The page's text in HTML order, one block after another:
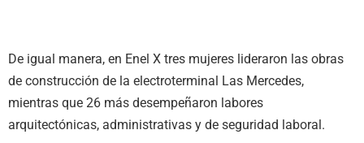
De igual manera, en Enel X tres mujeres lideraron las obras
de construcción de la electroterminal Las Mercedes,
mientras que 26 más desempeñaron labores
arquitectónicas, administrativas y de seguridad laboral.